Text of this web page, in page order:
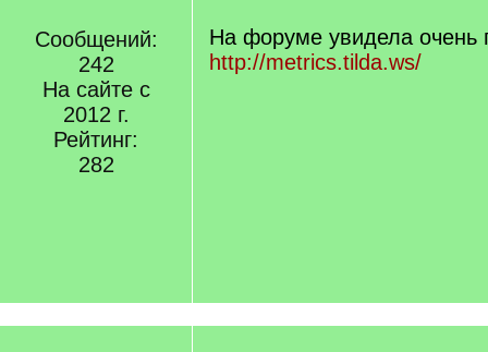
Сообщений:
242
На сайте с
2012 г.
Рейтинг:
282
На форуме увидела очень
http://metrics.tilda.ws/